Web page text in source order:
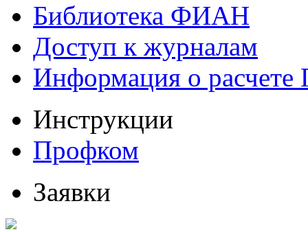
Библиотека ФИАН
Доступ к журналам
Информация о
Инструкции
Профком
Заявки